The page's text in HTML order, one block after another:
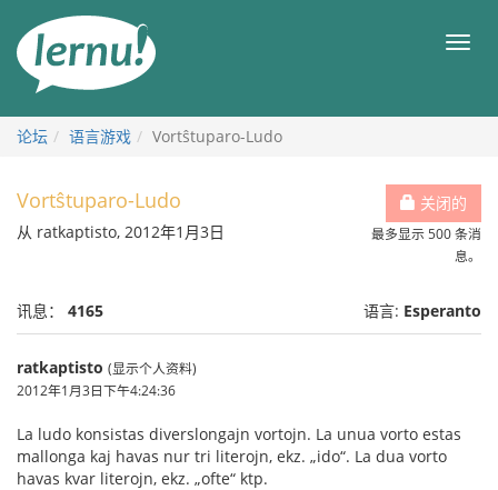
目
论坛 语言游戏 Vortŝtuparo-Ludo
关闭的
最多显示 500 条消
息。
Vortŝtuparo-Ludo
从 ratkaptisto, 2012年1月3日
讯息： 4165 语言: Esperanto
ratkaptisto (显示个人资料)
2012年1月3日下午4:24:36
La ludo konsistas diverslongajn vortojn. La unua vorto estas
mallonga kaj havas nur tri literojn, ekz. „ido“. La dua vorto
havas kvar literojn, ekz. „ofte“ ktp.